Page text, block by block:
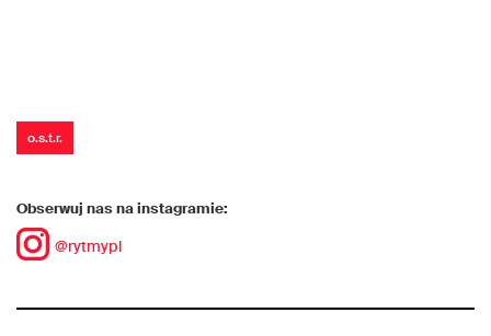
o.s.t.r.
Obserwuj nas na instagramie:
@rytmypl